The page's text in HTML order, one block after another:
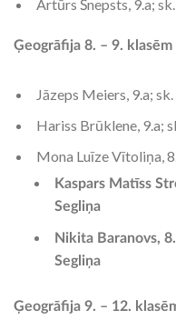
Artūrs Šnepsts, 9.a;
Ģeogrāfija 8. – 9. klasēm
Jāzeps Meiers, 9.a;
Hariss
Mona Luīze
Kaspars Matīss
Segliņa
Nikita Baranovs,
Segliņa
Ģeogrāfija 9. – 12.